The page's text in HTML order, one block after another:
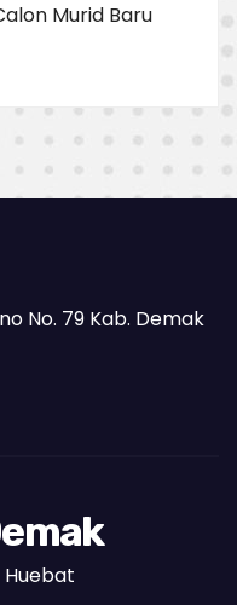
Murid Baru
No. 79 Kab. Demak
Huebat